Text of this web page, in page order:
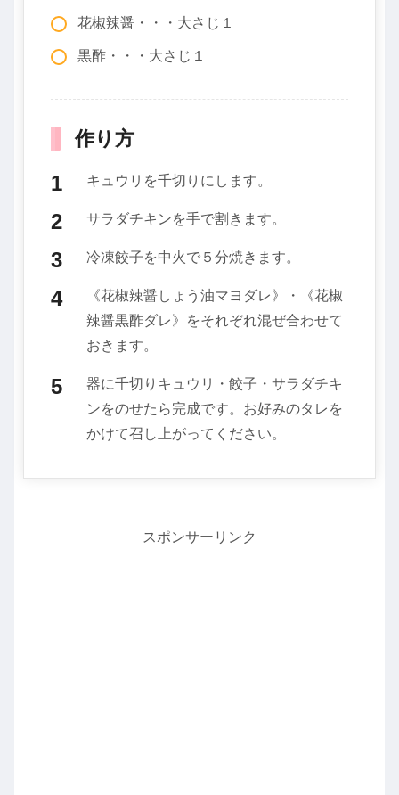
花椒辣醤・・・大さじ１
黒酢・・・大さじ１
作り方
キュウリを千切りにします。
サラダチキンを手で割きます。
冷凍餃子を中火で５分焼きます。
《花椒辣醤しょう油マヨダレ》・《花椒
辣醤黒酢ダレ》をそれぞれ混ぜ合わせて
おきます。
器に千切りキュウリ・餃子・サラダチキ
ンをのせたら完成です。お好みのタレを
かけて召し上がってください。
スポンサーリンク